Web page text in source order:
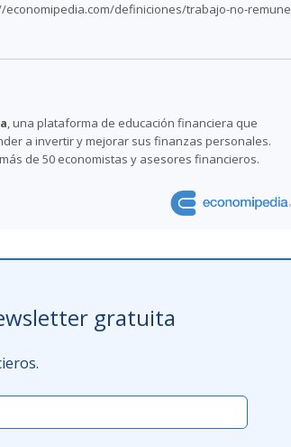
economipedia.com/definiciones/trabajo-no-remune
, una plataforma de educación financiera que
a invertir y mejorar sus finanzas personales.
de 50 economistas y asesores financieros.
gratuita